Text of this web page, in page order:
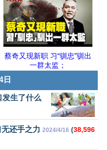
蔡奇又现新职 习“驯忠”驯出
一群太监；
日
生了什么
还手之力 2024/4/16 (38,596